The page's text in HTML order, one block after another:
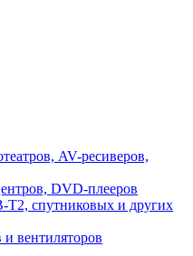
AV-ресиверов,
DVD-плееров
T2, спутниковых и других
вентиляторов